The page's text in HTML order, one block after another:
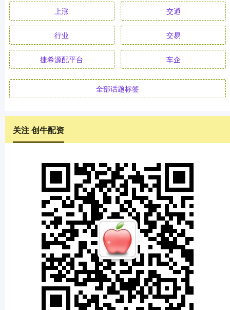
上涨 交通
行业 交易
捷希源配平台 车企
全部话题标签
关注 创牛配资